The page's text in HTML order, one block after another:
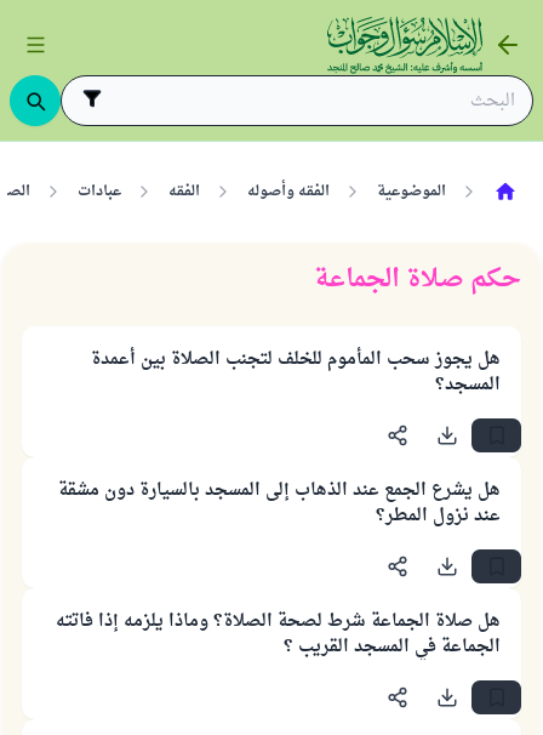
الموضوعية الفقه وأصوله الفقه عبادات
حكم صلاة الجماعة
هل يجوز سحب المأموم للخلف لتجنب الصلاة بين أعمدة
المسجد؟
هل يشرع الجمع عند الذهاب إلى المسجد بالسيارة دون مشقة
عند نزول المطر؟
هل صلاة الجماعة شرط لصحة الصلاة؟ وماذا يلزمه إذا فاتته
الجماعة في المسجد القريب ؟